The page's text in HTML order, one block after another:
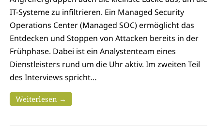
IT-Systeme zu infiltrieren. Ein Managed Security
Operations Center (Managed SOC) ermöglicht das
Entdecken und Stoppen von Attacken bereits in der
Frühphase. Dabei ist ein Analystenteam eines
Dienstleisters rund um die Uhr aktiv. Im zweiten Teil
des Interviews spricht…
Weiterlesen →